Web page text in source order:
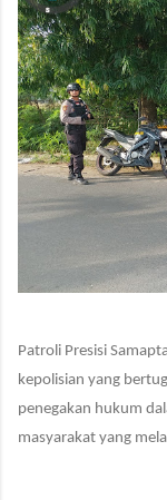
Patroli Presisi
kepolisian yang
penegakan hukum
masyarakat yang